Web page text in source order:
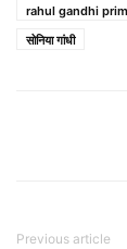
rahul gandhi
सोनिया गांधी
Previous article